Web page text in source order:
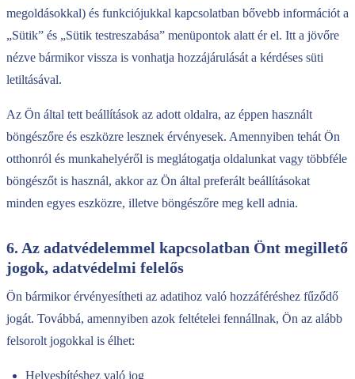
megoldásokkal) és funkciójukkal kapcsolatban bővebb információt a
„Sütik” és „Sütik testreszabása” menüpontok alatt ér el. Itt a jövőre
nézve bármikor vissza is vonhatja hozzájárulását a kérdéses süti
letiltásával.
Az Ön által tett beállítások az adott oldalra, az éppen használt
böngészőre és eszközre lesznek érvényesek. Amennyiben tehát Ön
otthonról és munkahelyéről is meglátogatja oldalunkat vagy többféle
böngészőt is használ, akkor az Ön által preferált beállításokat
minden egyes eszközre, illetve böngészőre meg kell adnia.
6. Az adatvédelemmel kapcsolatban Önt megillető
jogok, adatvédelmi felelős
Ön bármikor érvényesítheti az adatihoz való hozzáféréshez fűződő
jogát. Továbbá, amennyiben azok feltételei fennállnak, Ön az alább
felsorolt jogokkal is élhet:
Helyesbítéshez való jog